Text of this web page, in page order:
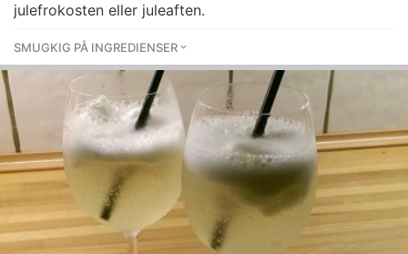
julefrokosten eller juleaften.
SMUGKIG PÅ INGREDIENSER